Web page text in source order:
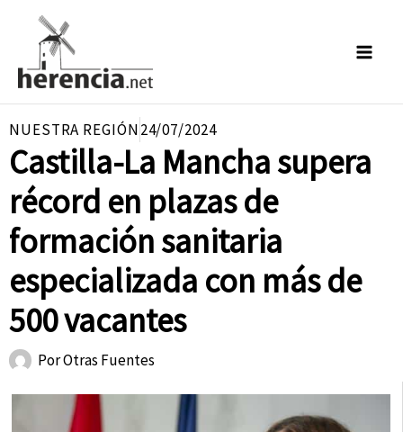
contenido
NUESTRA REGIÓN24/07/2024
Castilla-La Mancha supera
récord en plazas de
formación sanitaria
especializada con más de
500 vacantes
PorOtras Fuentes